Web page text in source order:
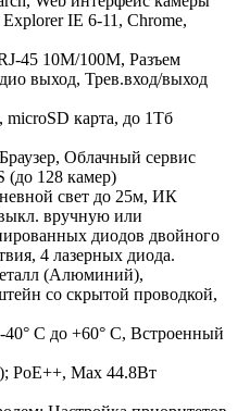
IE 6-11, Chrome,
45 10M/100M, Разъем
выход, Трев.вход/выход
microSD карта, до 1Тб
Браузер, Облачный сервис
(до 128 камер)
свет до 25м, ИК
вручную или
диодов двойного
4 лазерных диода.
(Алюминий),
со скрытой проводкой,
С до +60° С, Встроенный
РоЕ++, Мах 44.8Вт